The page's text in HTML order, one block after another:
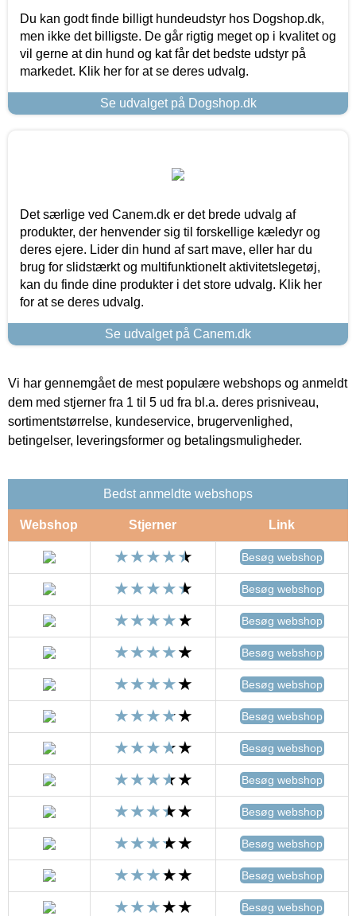
Du kan godt finde billigt hundeudstyr hos Dogshop.dk,
men ikke det billigste. De går rigtig meget op i kvalitet og
vil gerne at din hund og kat får det bedste udstyr på
markedet. Klik her for at se deres udvalg.
Se udvalget på Dogshop.dk
Det særlige ved Canem.dk er det brede udvalg af
produkter, der henvender sig til forskellige kæledyr og
deres ejere. Lider din hund af sart mave, eller har du
brug for slidstærkt og multifunktionelt aktivitetslegetøj,
kan du finde dine produkter i det store udvalg. Klik her
for at se deres udvalg.
Se udvalget på Canem.dk
Vi har gennemgået de mest populære webshops og anmeldt
dem med stjerner fra 1 til 5 ud fra bl.a. deres prisniveau,
sortimentstørrelse, kundeservice, brugervenlighed,
betingelser, leveringsformer og betalingsmuligheder.
Bedst anmeldte webshops
Webshop Stjerner Link
Besøg webshop
Besøg webshop
Besøg webshop
Besøg webshop
Besøg webshop
Besøg webshop
Besøg webshop
Besøg webshop
Besøg webshop
Besøg webshop
Besøg webshop
Besøg webshop